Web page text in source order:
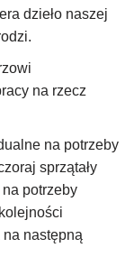
dzieło naszej
na rzecz
na potrzeby
sprzątały
na potrzeby
następną